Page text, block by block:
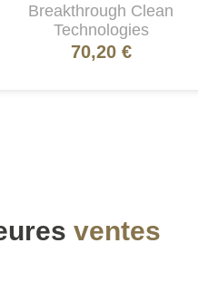
Breakthrough Clean
Technologies
70,20 €
ventes